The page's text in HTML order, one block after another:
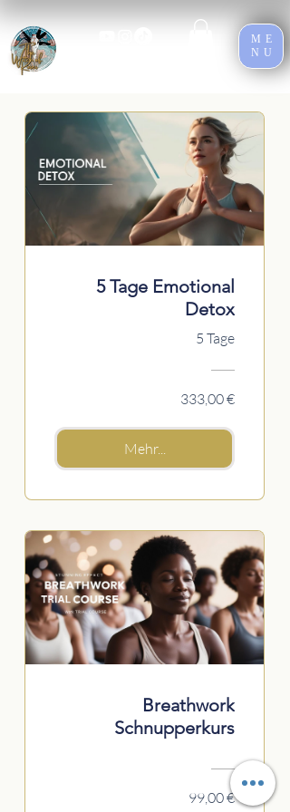
ME
NU
5 Tage Emotional
Detox
5 Tage
333,00 €
Mehr...
Breathwork
Schnupperkurs
99,00 €